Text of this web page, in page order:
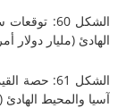
الشكل 60: توقعات سوق
دولار أمريكي)، حسب
الشكل 61: حصة القيمة
الهادئ (%)، حسب قناة